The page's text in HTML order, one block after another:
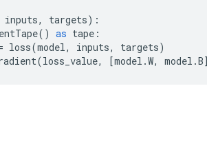
inputs, targets):
() as tape :
loss(model, inputs, targets)
(loss_value, [model .W, model .B